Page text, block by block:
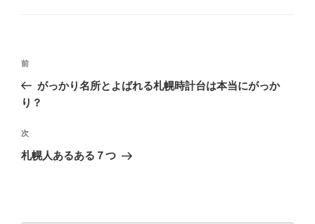
投
ナ
ゲ
ー
前
の
投
前
がっかり名所とよばれる札幌時計台は本当にがっか
り？
次
の
次
札幌人あるある７つ